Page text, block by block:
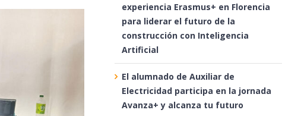
experiencia Erasmus+ en Florencia
para liderar el futuro de la
construcción con Inteligencia
Artificial
El alumnado de Auxiliar de
Electricidad participa en la jornada
Avanza+ y alcanza tu futuro